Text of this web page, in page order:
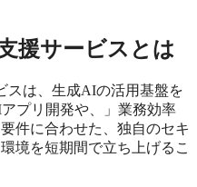
援サービス とは
スは、生成AIの活用基盤を
プリ開発や、」業務効率
件に合わせた、独自のセキ
境を短期間で立ち上げるこ